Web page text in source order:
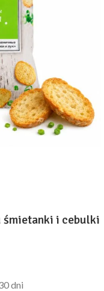
śmietanki i cebulki
dni